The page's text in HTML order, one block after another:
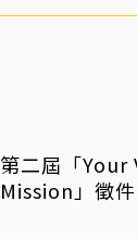
第二屆「
Mission」徵